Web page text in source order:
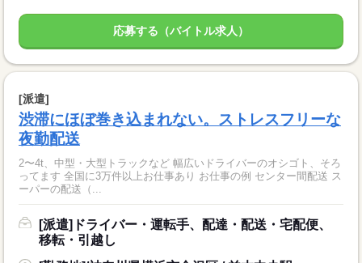
応募する（バイトル求人）
[派遣]
渋滞にほぼ巻き込まれない。ストレスフリーな
夜勤配送
2〜4t、中型・大型トラックなど 幅広いドライバーのオシゴト、そろ
ってます 全国に3万件以上お仕事あり お仕事の例 センター間配送 ス
ーパーの配送（...
[派遣]ドライバー・運転手、配達・配送・宅配便、
移転・引越し